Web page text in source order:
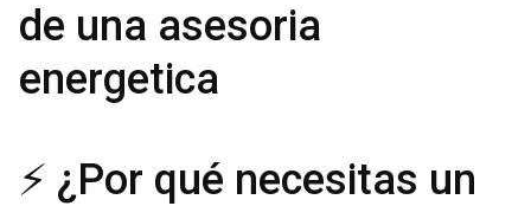
de una asesoria
energetica
⚡ ¿Por qué necesitas un